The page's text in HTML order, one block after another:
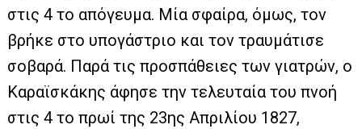
στις 4 το απόγευμα. Μία σφαίρα, όμως, τον
βρήκε στο υπογάστριο και τον τραυμάτισε
σοβαρά. Παρά τις προσπάθειες των γιατρών, ο
Καραϊσκάκης άφησε την τελευταία του πνοή
στις 4 το πρωί της 23ης Απριλίου 1827,